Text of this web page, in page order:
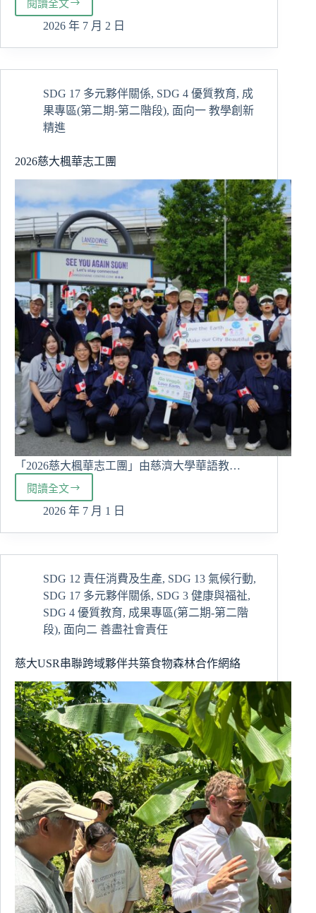
閱讀全文
跨
越
的
習
旅
程：
放
日
津
山
中
病
院
海
外
實
習
交
流
2026 年 7 月 2 日
SDG 17 多元夥伴關係, SDG 4 優質教育, 成
果專區(第二期-第二階段), 面向一 教學創新
精進
2026慈大楓華志工團
「2026慈大楓華志工團」由慈濟大學華語教…
閱讀全文
2026
慈
楓
華
工
團
2026 年 7 月 1 日
SDG 12 責任消費及生產, SDG 13 氣候行動,
SDG 17 多元夥伴關係, SDG 3 健康與福祉,
SDG 4 優質教育, 成果專區(第二期-第二階
段), 面向二 善盡社會責任
慈大USR串聯跨域夥伴共築食物森林合作網絡